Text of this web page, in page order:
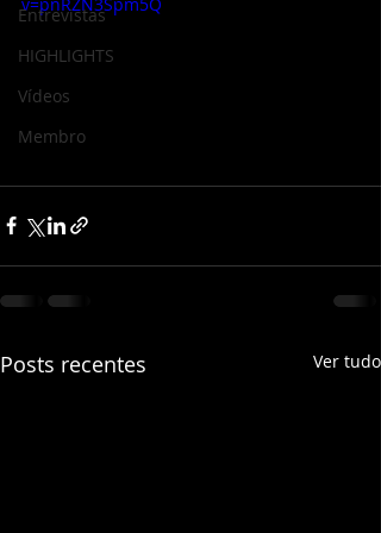
Entrevistas
HIGHLIGHTS
Vídeos
Membro
Posts recentes Ver tudo